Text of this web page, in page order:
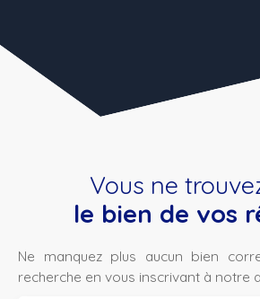
Vous ne
le bien de vos
Ne manquez plus aucun bien
recherche en vous inscrivant à notre